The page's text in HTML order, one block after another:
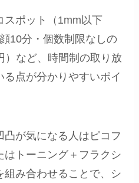
スポット（1mm以下
10分・個数制限なしの
）など、時間制の取り放
点が分かりやすいポイ
が気になる人はピコフ
はトーニング＋フラクシ
組み合わせることで、シ